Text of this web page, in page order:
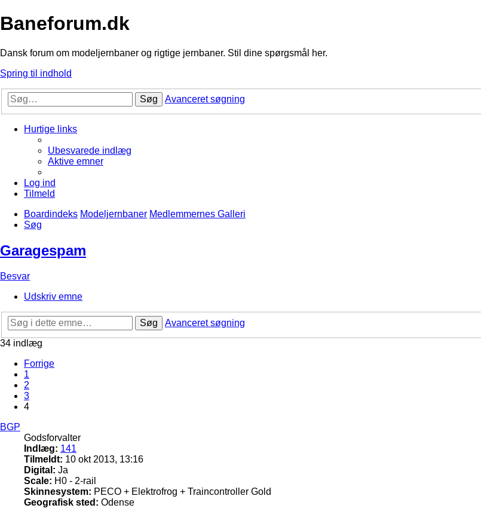
Baneforum.dk
Dansk forum om modeljernbaner og rigtige jernbaner. Stil dine spørgsmål her.
Spring til indhold
Søg Avanceret søgning
Hurtige links
Ubesvarede indlæg
Aktive emner
Log ind
Tilmeld
Boardindeks Modeljernbaner Medlemmernes Galleri
Søg
Garagespam
Besvar
Udskriv emne
Søg
Avanceret søgning
34 indlæg
Forrige
1
2
3
4
BGP
Godsforvalter
Indlæg: 141
Tilmeldt: 10 okt 2013, 13:16
Digital: Ja
Scale: H0 - 2-rail
Skinnesystem: PECO + Elektrofrog + Traincontroller Gold
Geografisk sted: Odense